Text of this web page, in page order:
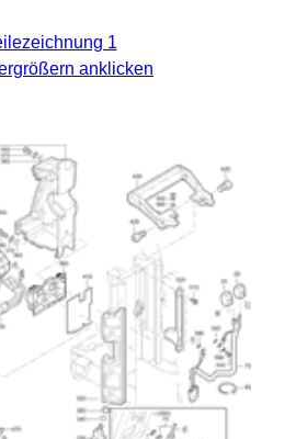
1
anklicken